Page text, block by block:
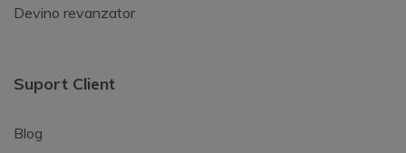
Devino revanzator
Suport Client
Blog